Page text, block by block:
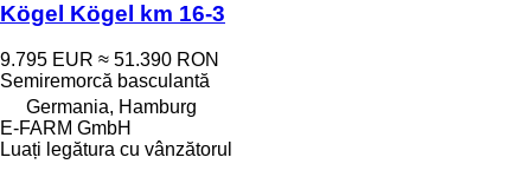
Kögel Kögel km 16-3
9.795 EUR ≈ 51.390 RON
Semiremorcă basculantă
Germania, Hamburg
E-FARM GmbH
Luați legătura cu vânzătorul